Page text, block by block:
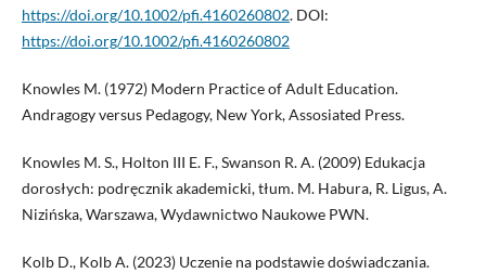
https://doi.org/10.1002/pfi.4160260802. DOI:
https://doi.org/10.1002/pfi.4160260802
Knowles M. (1972) Modern Practice of Adult Education.
Andragogy versus Pedagogy, New York, Assosiated Press.
Knowles M. S., Holton III E. F., Swanson R. A. (2009) Edukacja
dorosłych: podręcznik akademicki, tłum. M. Habura, R. Ligus, A.
Nizińska, Warszawa, Wydawnictwo Naukowe PWN.
Kolb D., Kolb A. (2023) Uczenie na podstawie doświadczania.